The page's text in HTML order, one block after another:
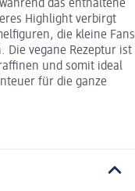
das enthaltene
Highlight verbirgt
die kleine Fans
Die vegane Rezeptur ist
und somit ideal
für die ganze